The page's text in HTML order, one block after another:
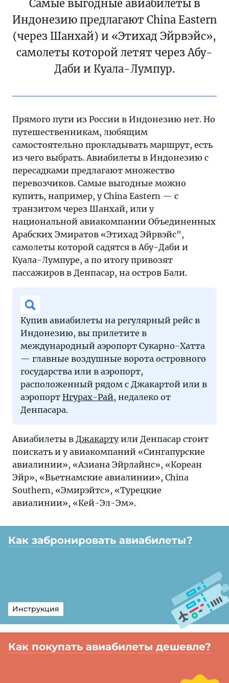
Самые выгодные авиабилеты в
Индонезию предлагают China Eastern
(через Шанхай) и «Этихад Эйрвэйс»,
самолеты которой летят через Абу-
Даби и Куала-Лумпур.
Прямого пути из России в Индонезию нет. Но
путешественникам, любящим
самостоятельно прокладывать маршрут, есть
из чего выбрать. Авиабилеты в Индонезию с
пересадками предлагают множество
перевозчиков. Самые выгодные можно
купить, например, у China Eastern — с
транзитом через Шанхай, или у
национальной авиакомпании Объединенных
Арабских Эмиратов «Этихад Эйрвэйс",
самолеты которой садятся в Абу-Даби и
Куала-Лумпуре, а по итогу привозят
пассажиров в Денпасар, на остров Бали.
Купив авиабилеты на регулярный рейс в
Индонезию, вы прилетите в
международный аэропорт Сукарно-Хатта
— главные воздушные ворота островного
государства или в аэропорт,
расположенный рядом с Джакартой или в
аэропорт Нгурах-Рай, недалеко от
Денпасара.
Авиабилеты в Джакартуили Денпасар стоит
поискать и у авиакомпаний «Сингапурские
авиалинии», «Азиана Эйрлайнс», «Кореан
Эйр», «Вьетнамские авиалинии», China
Southern, «Эмирэйтс», «Турецкие
авиалинии», «Кей-Эл-Эм».
Как забронировать авиабилеты?
Инструкция
Как покупать авиабилеты дешевле?